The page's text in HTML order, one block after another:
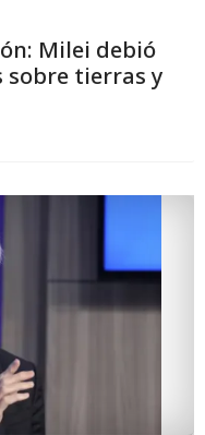
Milei debió
sobre tierras y